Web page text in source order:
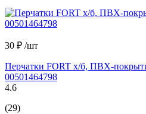
30 ₽ /шт
Перчатки FORT х/б, ПВХ-
00501464798
4.6
(29)